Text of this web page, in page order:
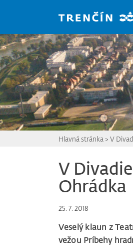
Hlavná stránka > V
V
Ohrádka
25. 7. 2018
Veselý klaun z
vežou Príbehy